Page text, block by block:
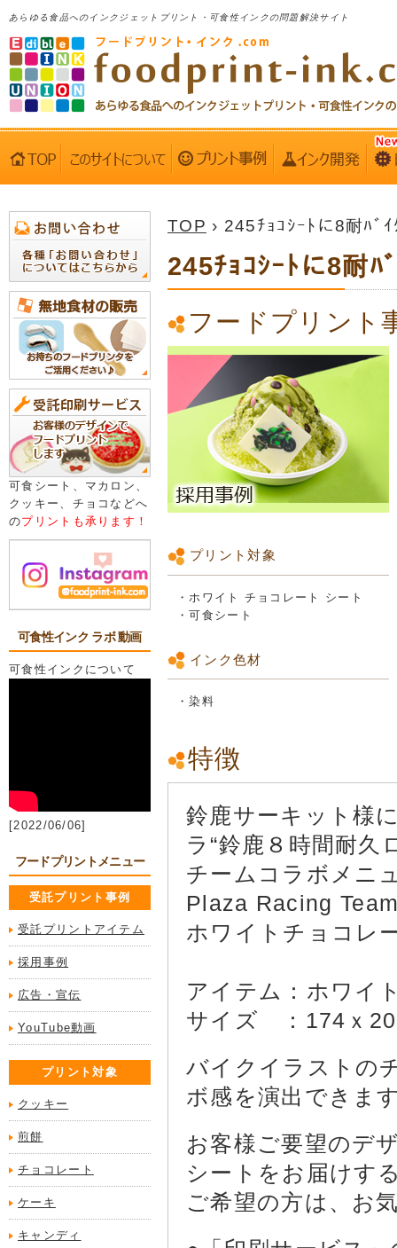
あらゆる食品へのインクジェットプリント・可食性インクの問題解決サイト
可食シート、マカロン、
クッキー、チョコなどへ
のプリントも承ります！
可食性インク ラボ 動画
可食性インクについて
[2022/06/06]
フードプリントメニュー
受託プリント事例
受託プリントアイテム
採用事例
広告・宣伝
YouTube動画
プリント対象
クッキー
煎餅
チョコレート
ケーキ
キャンディ
TOP › 245ﾁｮｺｼｰﾄに8耐ﾊﾞ
245ﾁｮｺｼｰﾄに8耐ﾊ
フードプリント
プリント対象
・ホワイト チョコレート シート
・可食シート
インク色材
・染料
特徴
鈴鹿サーキット様
ラ“鈴鹿８時間耐久
チームコラボメニ
Plaza Racing
ホワイトチョコレ
アイテム：ホワイ
サイズ ：174ｘ
バイクイラストの
ボ感を演出できま
お客様ご要望のデ
シートをお届けす
ご希望の方は、お